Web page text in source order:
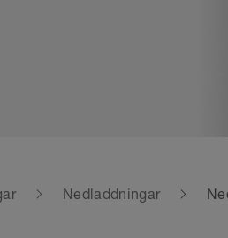
Nedladdningar